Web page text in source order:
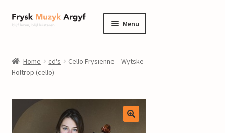
Ga
door
navigatie
Ga
naar
inhoud
Menu
informatie
winkel
Submenu
uitvouwen
Componisten
Home cd's
Cello Frysienne – Wytske
Holtrop (cello)